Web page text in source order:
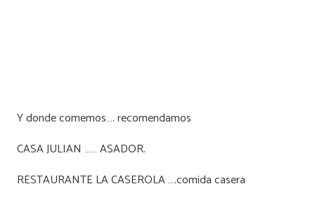
Y donde comemos…. recomendamos
CASA JULIAN …… ASADOR.
RESTAURANTE LA CASEROLA ….comida casera